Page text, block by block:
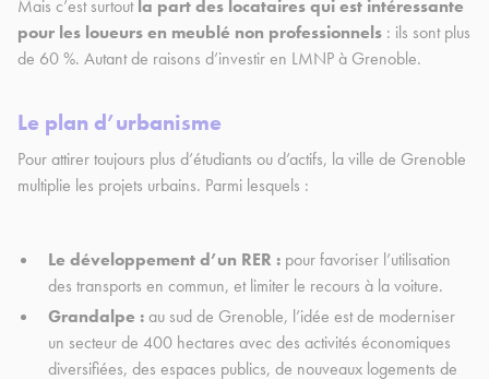
Mais c’est surtoutla part des locataires qui est intéressante
pour les loueurs en meublé non professionnels : ils sont plus
de 60 %. Autant de raisons d’investir en LMNP à Grenoble.
Le plan d’urbanisme
Pour attirer toujours plus d’étudiants ou d’actifs, la ville de Grenoble
multiplie les projets urbains. Parmi lesquels :
Le développement d’un RER : pour favoriser l’utilisation
des transports en commun, et limiter le recours à la voiture.
Grandalpe :au sud de Grenoble, l’idée est de moderniser
un secteur de 400 hectares avec des activités économiques
diversifiées, des espaces publics, de nouveaux logements de